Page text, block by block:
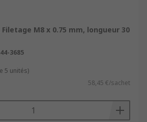
Filetage M8 x 0.75 mm, longueur 30
3685
5 unités)
58,45 €/sachet